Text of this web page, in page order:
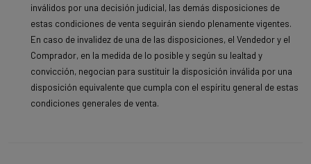
inválidos por una decisión judicial, las demás disposiciones de
estas condiciones de venta seguirán siendo plenamente vigentes.
En caso de invalidez de una de las disposiciones, el Vendedor y el
Comprador, en la medida de lo posible y según su lealtad y
convicción, negocian para sustituir la disposición inválida por una
disposición equivalente que cumpla con el espíritu general de estas
condiciones generales de venta.